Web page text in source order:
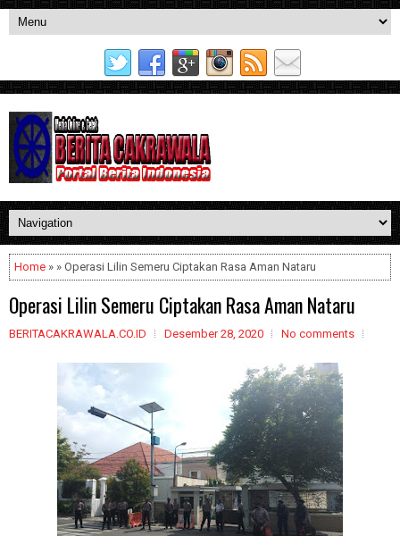
Home » » Operasi Lilin Semeru Ciptakan Rasa Aman Nataru
Operasi Lilin Semeru Ciptakan Rasa Aman Nataru
BERITACAKRAWALA.CO.ID Desember 28, 2020 No comments